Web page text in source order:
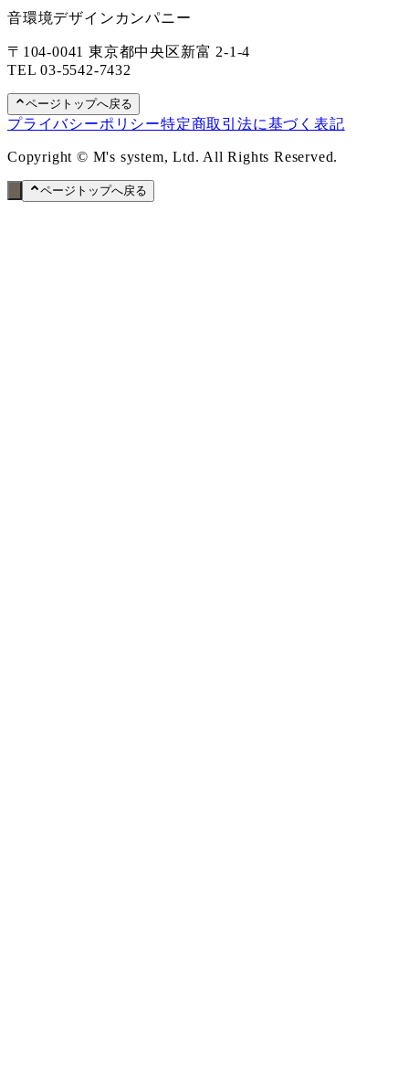
音環境デザインカンパニー
〒104-0041 東京都中央区新富 2-1-4
TEL03-5542-7432
ページトップへ戻る
プライバシーポリシー特定商取引法に基づく表記
Copyright © M's system, Ltd. All Rights Reserved.
ページトップへ戻る